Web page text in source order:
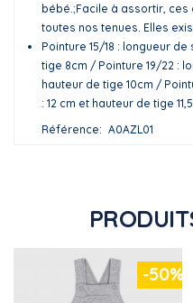
bébé.;Facile à assortir,
toutes nos tenues. Elles
Pointure 15/18 : longueur
tige 8cm / Pointure 19/22 :
hauteur de tige 10cm /
: 12 cm et hauteur de tige
Référence
A0AZL01
-50%